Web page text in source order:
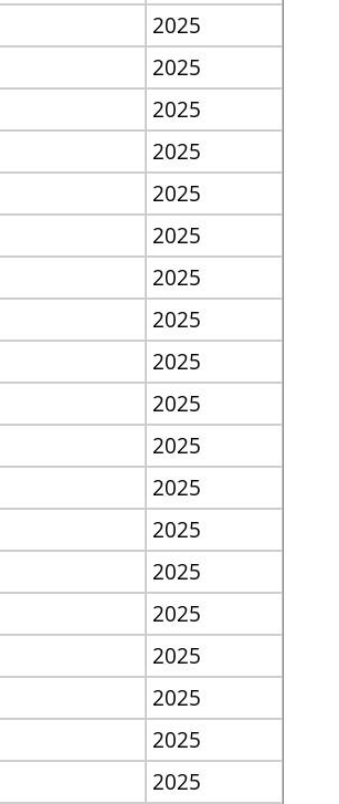
2025
2025
2025
2025
2025
2025
2025
2025
2025
2025
2025
2025
2025
2025
2025
2025
2025
2025
2025